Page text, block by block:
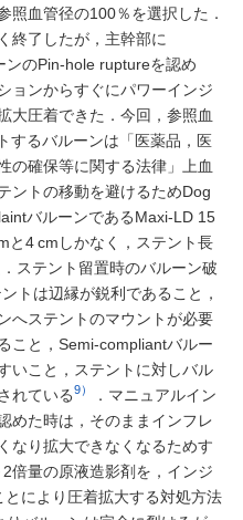
照血管径の100％を選択した．
終了したが，主幹部に
ンのPin-hole ruptureを認め
ョンからすぐにパワーインジ
大圧着できた．今回，参照血
するバルーンは「医薬品，医
の確保等に関する法律」上血
ントの移動を避けるためDog
バルーンであるMaxi-LD 15
と4 cmしかなく，ステント長
ステント留置時のバルーン破
トは辺縁が鋭利であること，
へステントのマウントが必要
こと，Semi-compliantバルー
いこと，ステントに対しバル
れている9）
．マニュアルイン
めた時は，そのままインフレ
なり拡大できなくなるためす
倍量の原液造影剤を，インジ
により圧着拡大する対処方法